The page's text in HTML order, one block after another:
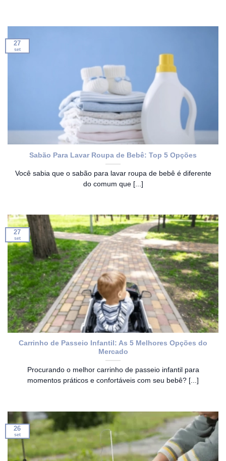
Sabão Para Lavar Roupa de Bebê: Top 5 Opções
Você sabia que o sabão para lavar roupa de bebê é diferente
do comum que [...]
27
set
Carrinho de Passeio Infantil: As 5 Melhores Opções do
Mercado
Procurando o melhor carrinho de passeio infantil para
momentos práticos e confortáveis com seu bebê? [...]
27
set
26
set